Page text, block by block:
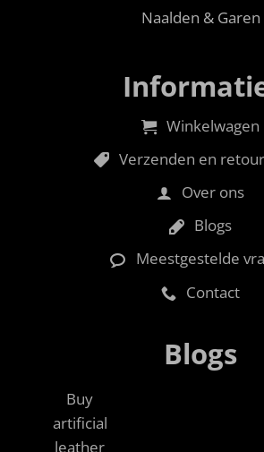
Naalden & Garen
Winkelwagen
Verzenden en
Over ons
Blogs
Meestgestelde
Contact
Blogs
Buy
artificial
leather